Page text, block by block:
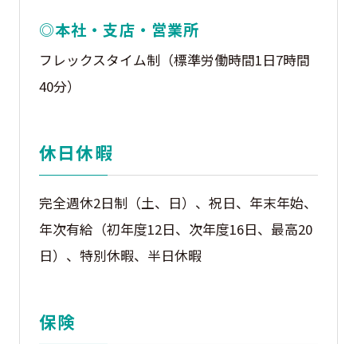
◎本社・支店・営業所
フレックスタイム制（標準労働時間1日7時間
40分）
休日休暇
完全週休2日制（土、日）、祝日、年末年始、
年次有給（初年度12日、次年度16日、最高20
日）、特別休暇、半日休暇
保険